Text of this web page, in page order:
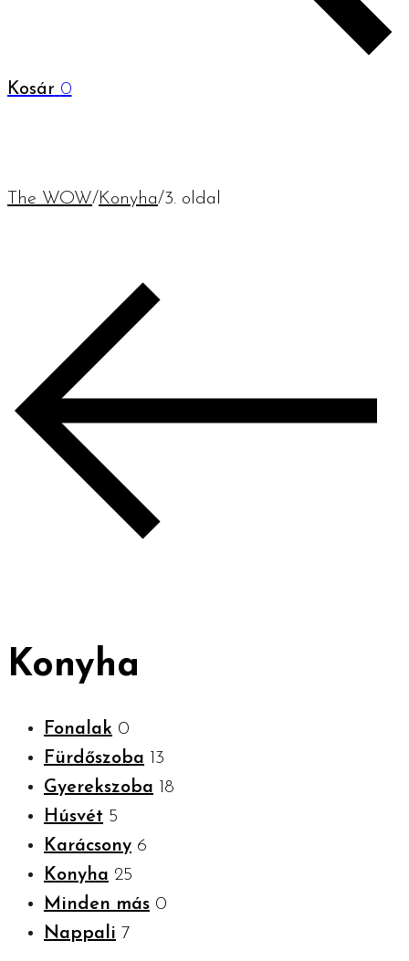
Kosár 0
The WOW/ Konyha/3. oldal
Konyha
Fonalak 0
Fürdőszoba 13
Gyerekszoba 18
Húsvét 5
Karácsony 6
Konyha 25
Minden más 0
Nappali 7